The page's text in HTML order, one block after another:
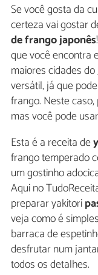
Se você gosta da
certeza vai gostar
de frango japonês
que você encontra
maiores cidades
versátil, já que
frango. Neste
mas você pode
Esta é a receita de
frango temperado
um gostinho
Aqui no
preparar yakitori
veja como é
barraca de
desfrutar num
todos os detalhes.